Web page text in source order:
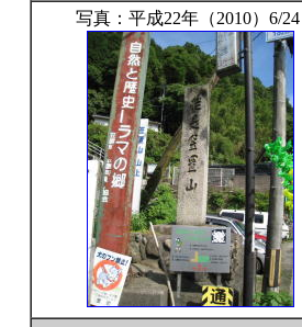
写真：平成22年（2010）6/24